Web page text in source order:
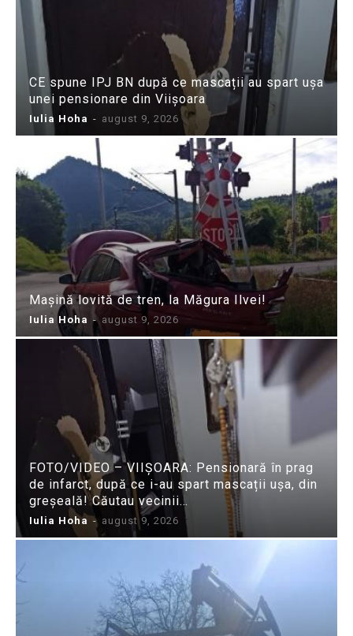
CE spune IPJ BN după ce mascații au spart ușa
unei pensionare din Viișoara
Iulia Hoha - august 9, 2026
Mașină lovită de tren, la Măgura Ilvei!
Iulia Hoha - august 9, 2026
FOTO/VIDEO – VIIȘOARA: Pensionară în prag
de infarct, după ce i-au spart mascații ușa, din
greșeală! Căutau vecinii…
Iulia Hoha - august 9, 2026